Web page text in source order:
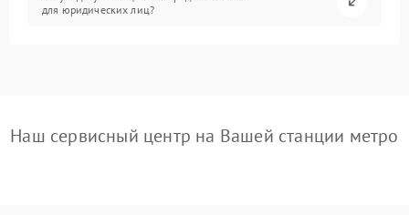
для юридических лиц?
Наш сервисный центр на Вашей станции метро